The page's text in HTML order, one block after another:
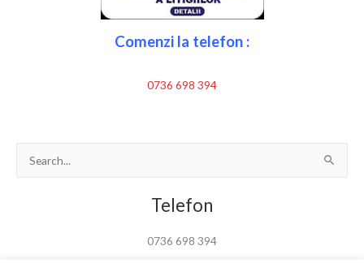
Comenzi la telefon :
0736 698 394
Search
Telefon
0736 698 394